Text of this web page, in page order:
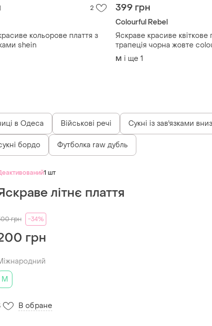
2
кольорове плаття з
shein
399 грн
Colourful Rebel
Яскраве красиве квіткове
трапеція чорна жовте
M і ще 1
в Одеса Військові речі Сукні із зав'язками
бордо Футболка raw дубль
1 шт
літнє плаття
грн -34%
грн
M
В обране